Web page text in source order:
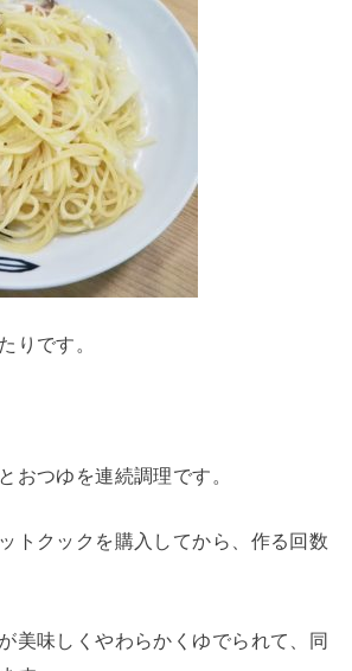
りです。
おつゆを連続調理です。
トクックを購入してから、作る回数
美味しくやわらかくゆでられて、同